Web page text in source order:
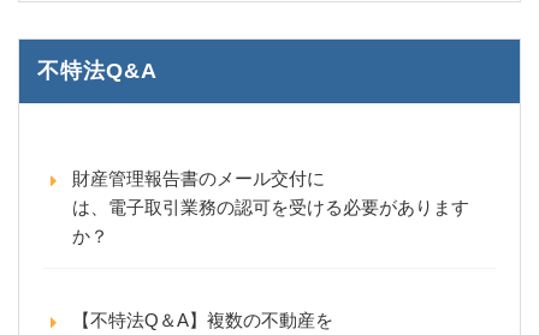
不特法Q&A
財産管理報告書のメール交付に
は、電子取引業務の認可を受ける必要があります
か？
【不特法Q＆A】複数の不動産を